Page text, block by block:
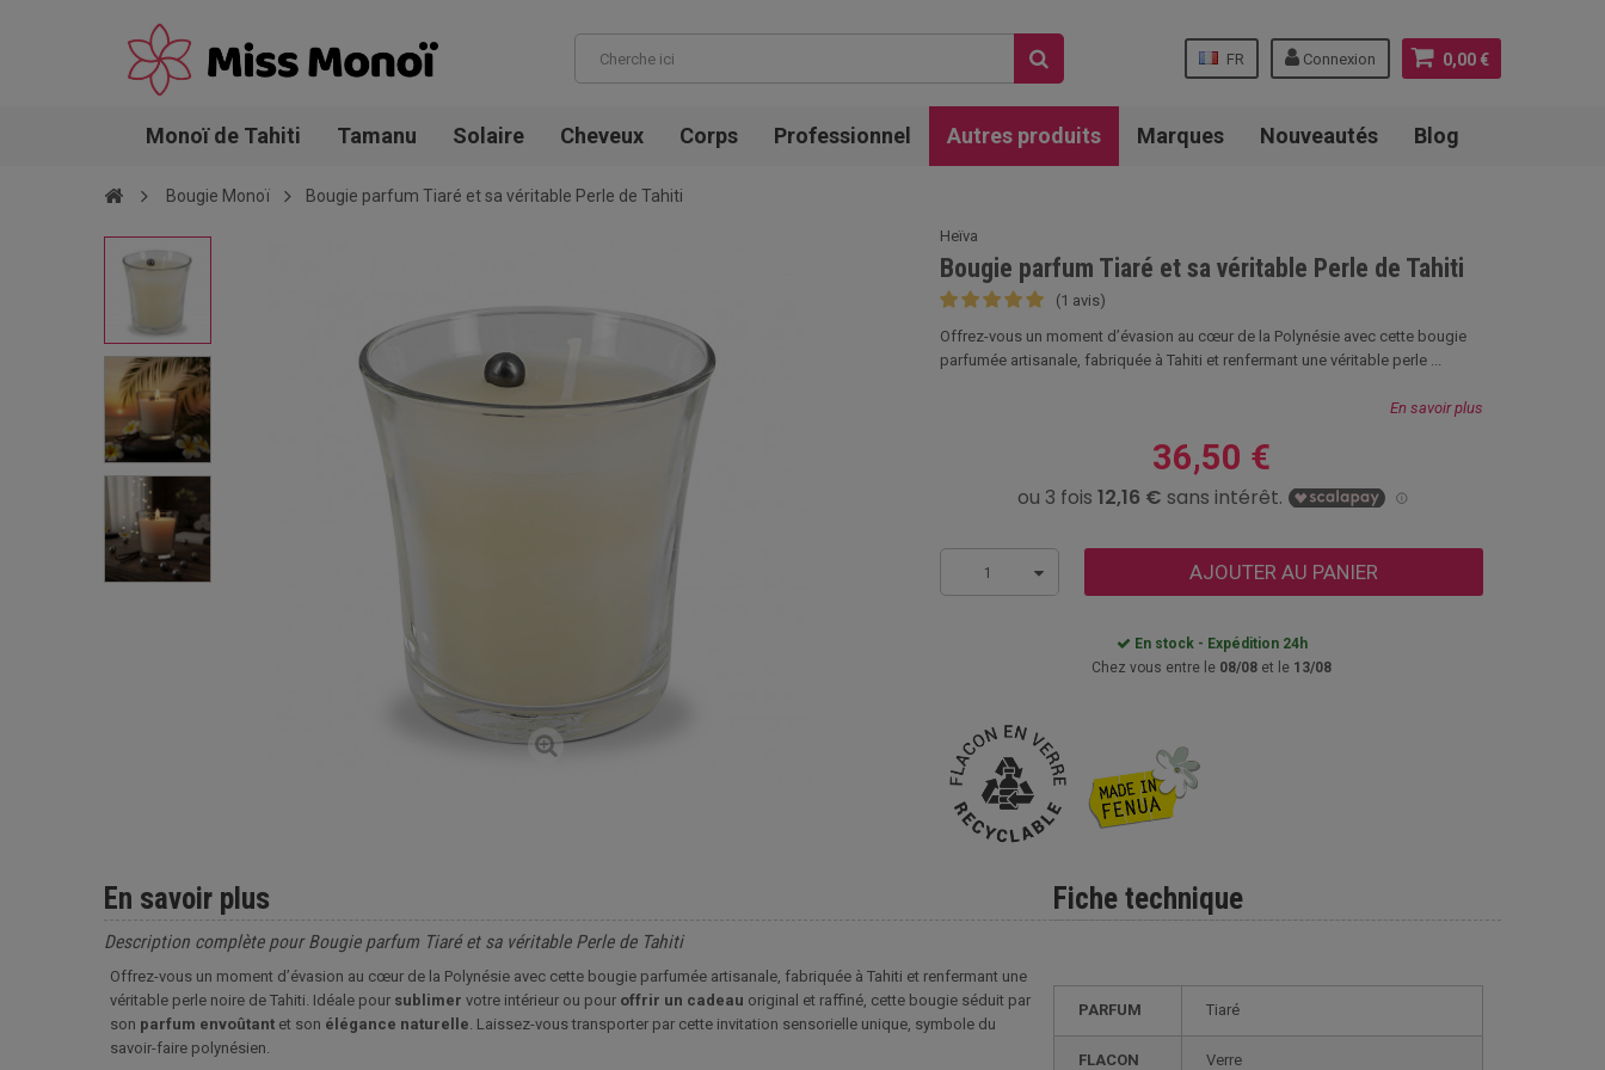
0,00 €
Connexion
FR
Monoï de Tahiti Tamanu Solaire Cheveux Corps Professionnel Autres produits Marques Nouveautés Blog
Bougie Monoï Bougie parfum Tiaré et sa véritable Perle de Tahiti
Heïva
Bougie parfum Tiaré et sa véritable Perle de Tahiti
(1 avis)
Offrez-vous un moment d’évasion au cœur de la Polynésie avec cette bougie
parfumée artisanale, fabriquée à Tahiti et renfermant une véritable perle ...
En savoir plus
36,50 €
1 AJOUTER AU PANIER
En stock - Expédition 24h
Chez vous entre le 08/08 et le 13/08
Fiche technique
PARFUM Tiaré
FLACON Verre
En savoir plus
Description complète pour Bougie parfum Tiaré et sa véritable Perle de Tahiti
Offrez-vous un moment d’évasion au cœur de la Polynésie avec cette bougie parfumée artisanale, fabriquée à Tahiti et renfermant une
véritable perle noire de Tahiti. Idéale pour sublimer votre intérieur ou pour offrir un cadeau original et raffiné, cette bougie séduit par
son parfum envoûtant et son élégance naturelle . Laissez-vous transporter par cette invitation sensorielle unique, symbole du
savoir-faire polynésien.